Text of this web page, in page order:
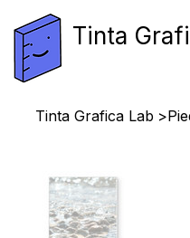
Tinta
Tinta Grafica Lab >